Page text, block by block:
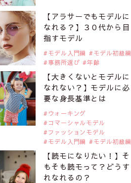
【アラサーでもモデルに
なれる？】３０代から目
指すモデル
モデル入門編
モデル初級編
事務所選び
年齢
【大きくないとモデルに
なれない？】モデルに必
要な身長基準とは
ウォーキング
コマーシャルモデル
ファッションモデル
モデル入門編
モデル初級編
【読モになりたい！】そ
もそも読モって？どうす
れなれるの？